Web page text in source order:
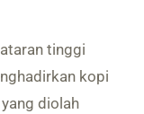
tinggi
kopi
diolah